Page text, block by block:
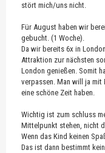
stört mich/uns nicht.
Für August haben wir
gebucht. (1 Woche).
Da wir bereits 6x in
Attraktion zur nächsten
London genießen. Somit
verpassen. Man will ja mit
eine schöne Zeit haben.
Wichtig ist zum schluss
Mittelpunkt stehen, nicht
Wenn das Kind keinen
Das ist dann bestimmt